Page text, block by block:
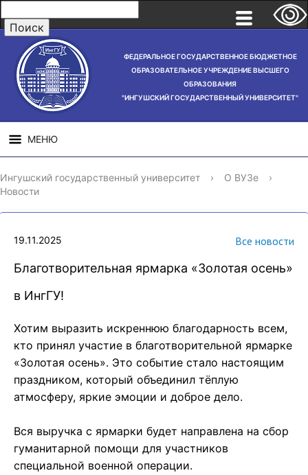
ФЕДЕРАЛЬНОЕ ГОСУДАРСТВЕННОЕ БЮДЖЕТНОЕ
ОБРАЗОВАТЕЛЬНОЕ УЧРЕЖДЕНИЕ ВЫСШЕГО
ОБРАЗОВАНИЯ
"ИНГУШСКИЙ ГОСУДАРСТВЕННЫЙ УНИВЕРСИТЕТ"
МЕНЮ
СВЕДЕНИЯ ОБ
ОБРАЗОВАТЕЛЬНОЙ
НАУЧНАЯ
ДЕЯТЕЛЬНОСТЬ
Ингушский государственный университет › О ВУЗе
›
Новости
19.11.2025 Все новости
Благотворительная ярмарка «Золотая осень»
в ИнгГУ!
Хотим выразить искреннюю благодарность всем,
кто принял участие в благотворительной ярмарке
«Золотая осень». Это событие стало настоящим
праздником, который объединил тёплую
атмосферу, яркие эмоции и доброе дело.
Вся выручка с ярмарки будет направлена на сбор
гуманитарной помощи для участников
специальной военной операции.